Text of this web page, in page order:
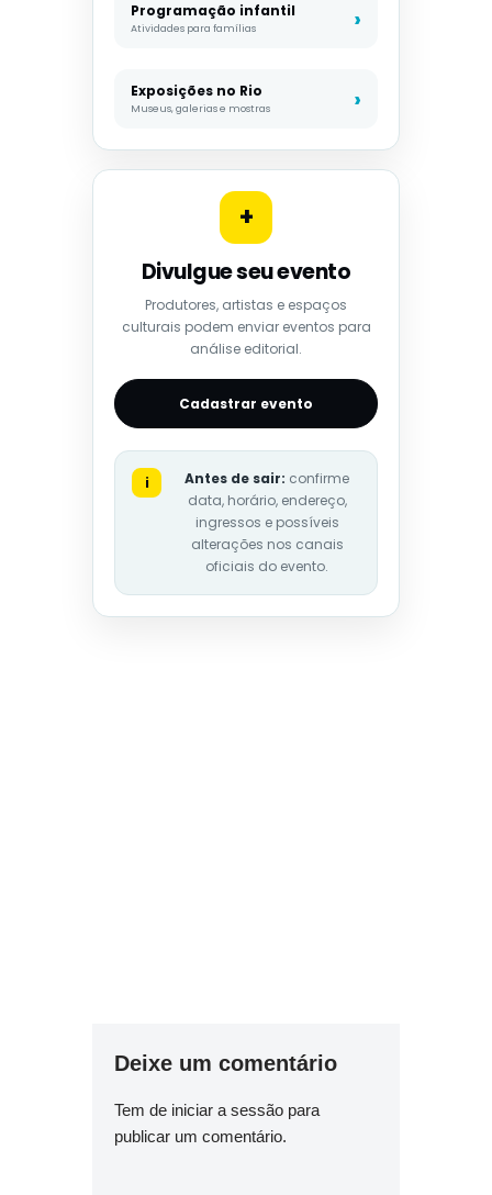
Programação infantil
Atividades para famílias
Exposições no Rio
Museus, galerias e mostras
+
Divulgue seu evento
Produtores, artistas e espaços
culturais podem enviar eventos para
análise editorial.
Cadastrar evento
i Antes de sair: confirme
data, horário, endereço,
ingressos e possíveis
alterações nos canais
oficiais do evento.
Deixe um comentário
Tem de iniciar a sessão para
publicar um comentário.